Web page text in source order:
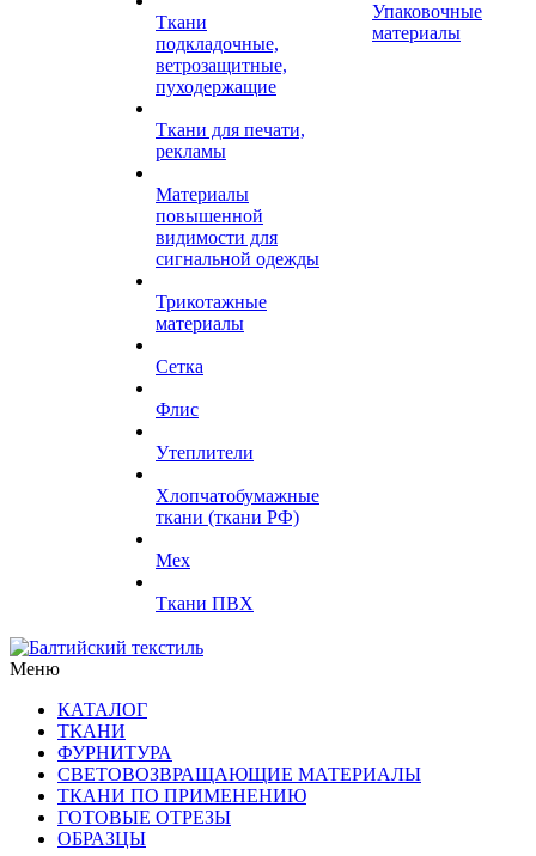
Ткани
подкладочные,
ветрозащитные,
пуходержащие
Ткани для печати,
рекламы
Материалы
повышенной
видимости для
сигнальной одежды
Трикотажные
материалы
Сетка
Флис
Утеплители
Хлопчатобумажные
ткани (ткани РФ)
Мех
Ткани ПВХ
Упаковочные
материалы
Меню
КАТАЛОГ
ТКАНИ
ФУРНИТУРА
СВЕТОВОЗВРАЩАЮЩИЕ МАТЕРИАЛЫ
ТКАНИ ПО ПРИМЕНЕНИЮ
ГОТОВЫЕ ОТРЕЗЫ
ОБРАЗЦЫ